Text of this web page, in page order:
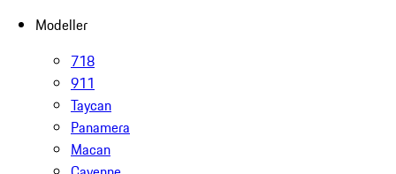
Modeller
718
911
Taycan
Panamera
Macan